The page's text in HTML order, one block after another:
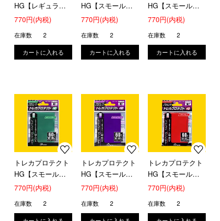
HG【レギュラ
ー】(アクアブル
770円(内税)
在庫数 2
HG【スモール】
(メタリックブラッ
770円(内税)
在庫数 2
HG【スモール】
(メタリックブル
770円(内税)
在庫数 2
トレカプロテクト
HG【スモール】
(メタリックグリー
770円(内税)
在庫数 2
トレカプロテクト
HG【スモール】
(メタリックパープ
770円(内税)
在庫数 2
トレカプロテクト
HG【スモール】
(メタリックレッ
770円(内税)
在庫数 2